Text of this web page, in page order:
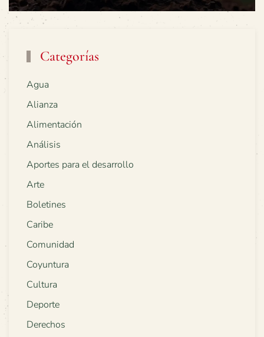
Categorías
Agua
Alianza
Alimentación
Análisis
Aportes para el desarrollo
Arte
Boletines
Caribe
Comunidad
Coyuntura
Cultura
Deporte
Derechos